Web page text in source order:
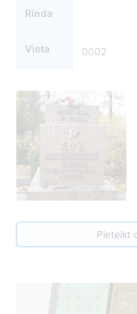
Rinda
Vieta 0002
Pieteikt
2